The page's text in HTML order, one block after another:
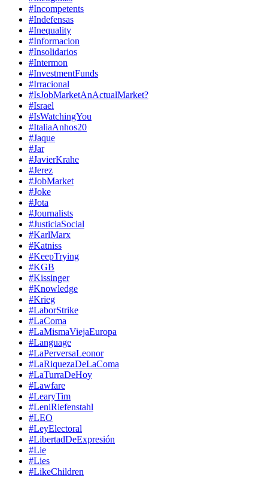
#Incompetents
#Indefensas
#Inequality
#Informacion
#Insolidarios
#Intermon
#InvestmentFunds
#Irracional
#IsJobMarketAnActualMarket?
#Israel
#IsWatchingYou
#ItaliaAnhos20
#Jaque
#Jar
#JavierKrahe
#Jerez
#JobMarket
#Joke
#Jota
#Journalists
#JusticiaSocial
#KarlMarx
#Katniss
#KeepTrying
#KGB
#Kissinger
#Knowledge
#Krieg
#LaborStrike
#LaComa
#LaMismaViejaEuropa
#Language
#LaPerversaLeonor
#LaRiquezaDeLaComa
#LaTurraDeHoy
#Lawfare
#LearyTim
#LeniRiefenstahl
#LEO
#LeyElectoral
#LibertadDeExpresión
#Lie
#Lies
#LikeChildren